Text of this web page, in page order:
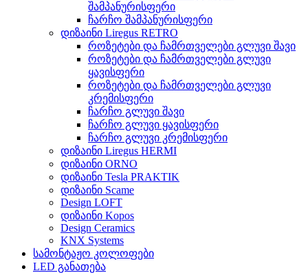
შამპანურისფერი
ჩარჩო შამპანურისფერი
დიზაინი Liregus RETRO
როზეტები და ჩამრთველები გლუვი შავი
როზეტები და ჩამრთველები გლუვი
ყავისფერი
როზეტები და ჩამრთველები გლუვი
კრემისფერი
ჩარჩო გლუვი შავი
ჩარჩო გლუვი ყავისფერი
ჩარჩო გლუვი კრემისფერი
დიზაინი Liregus HERMI
დიზაინი ORNO
დიზაინი Tesla PRAKTIK
დიზაინი Scame
Design LOFT
დიზაინი Kopos
Design Ceramics
KNX Systems
სამონტაჟო კოლოფები
LED განათება